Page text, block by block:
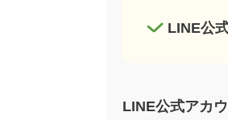
LINE公
LINE公式アカ